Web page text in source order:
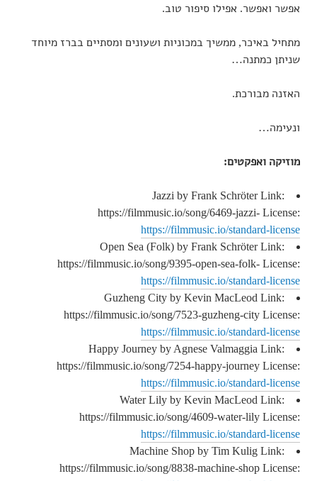
אפשר ואפשר. אפילו סיפור טוב.
מתחיל באיכר, ממשיך במכוניות ושעונים ומסתיים בברז מיוחד
שניתן כמתנה…
האזנה מבורכת.
ונעימה…
מוזיקה ואפקטים:
Jazzi by Frank Schröter Link:
https://filmmusic.io/song/6469-jazzi- License:
https://filmmusic.io/standard-license
Open Sea (Folk) by Frank Schröter Link:
https://filmmusic.io/song/9395-open-sea-folk- License:
https://filmmusic.io/standard-license
Guzheng City by Kevin MacLeod Link:
https://filmmusic.io/song/7523-guzheng-city License:
https://filmmusic.io/standard-license
Happy Journey by Agnese Valmaggia Link:
https://filmmusic.io/song/7254-happy-journey License:
https://filmmusic.io/standard-license
Water Lily by Kevin MacLeod Link:
https://filmmusic.io/song/4609-water-lily License:
https://filmmusic.io/standard-license
Machine Shop by Tim Kulig Link:
https://filmmusic.io/song/8838-machine-shop License: